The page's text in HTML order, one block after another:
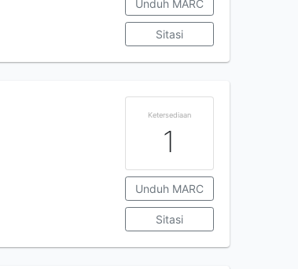
Unduh MARC
Sitasi
Ketersediaan
1
Unduh MARC
Sitasi